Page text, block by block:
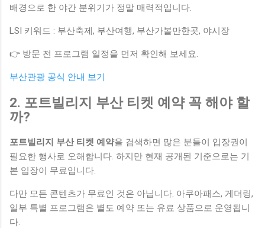
배경으로 한 야간 분위기가 정말 매력적입니다.
LSI 키워드 : 부산축제, 부산여행, 부산가볼만한곳, 야시장
👉 방문 전 프로그램 일정을 먼저 확인해 보세요.
부산관광 공식 안내 보기
2. 포트빌리지 부산 티켓 예약 꼭 해야 할
까?
포트빌리지 부산 티켓 예약을 검색하면 많은 분들이 입장권이
필요한 행사로 오해합니다. 하지만 현재 공개된 기준으로는 기
본 입장이 무료입니다.
다만 모든 콘텐츠가 무료인 것은 아닙니다. 아쿠아패스, 게더링,
일부 특별 프로그램은 별도 예약 또는 유료 상품으로 운영됩니
다.